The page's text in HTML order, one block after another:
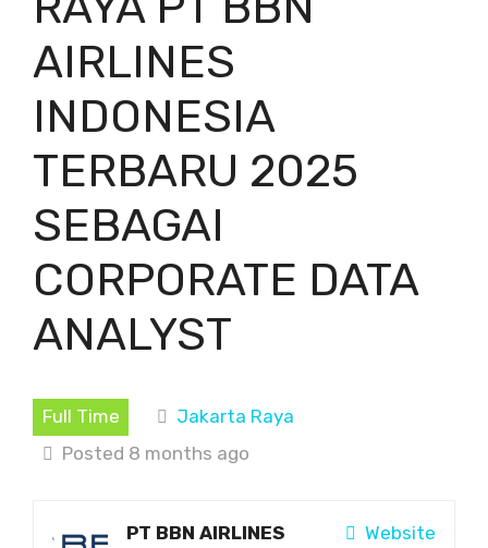
AIRLINES
INDONESIA
TERBARU 2025
SEBAGAI
CORPORATE DATA
ANALYST
Full Time
Jakarta Raya
Posted 8 months ago
Website
PT BBN AIRLINES